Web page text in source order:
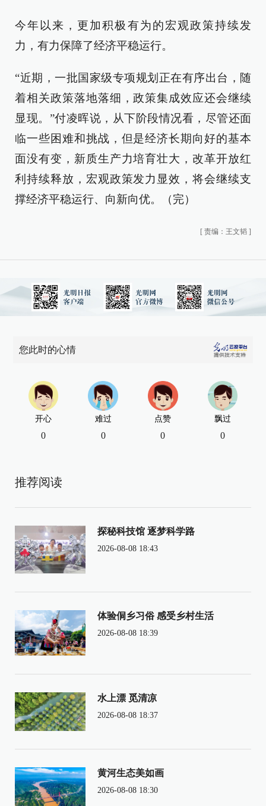
今年以来，更加积极有为的宏观政策持续发
力，有力保障了经济平稳运行。
“近期，一批国家级专项规划正在有序出台，随
着相关政策落地落细，政策集成效应还会继续
显现。”付凌晖说，从下阶段情况看，尽管还面
临一些困难和挑战，但是经济长期向好的基本
面没有变，新质生产力培育壮大，改革开放红
利持续释放，宏观政策发力显效，将会继续支
撑经济平稳运行、向新向优。（完）
[ 责编：王文韬 ]
您此时的心情
开心
0
难过
0
点赞
0
飘过
0
推荐阅读
探秘科技馆 逐梦科学路
2026-08-08 18:43
体验侗乡习俗 感受乡村生活
2026-08-08 18:39
水上漂 觅清凉
2026-08-08 18:37
黄河生态美如画
2026-08-08 18:30